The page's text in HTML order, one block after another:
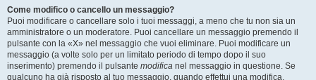
Come modifico o cancello un messaggio?
Puoi modificare o cancellare solo i tuoi messaggi, a meno che tu non sia un
amministratore o un moderatore. Puoi cancellare un messaggio premendo il
pulsante con la «X» nel messaggio che vuoi eliminare. Puoi modificare un
messaggio (a volte solo per un limitato periodo di tempo dopo il suo
inserimento) premendo il pulsante modifica nel messaggio in questione. Se
qualcuno ha già risposto al tuo messaggio, quando effettui una modifica,